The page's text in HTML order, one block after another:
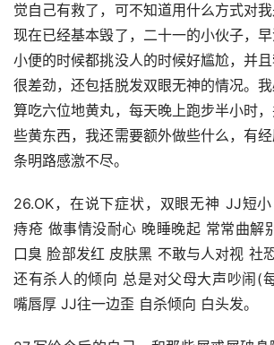
觉自己有救了，可不知道用什么方式对
现在已经基本毁了，二十一的小伙子，早
小便的时候都挑没人的时候好尴尬，并
很差劲，还包括脱发双眼无神的情况。
算吃六位地黄丸，每天晚上跑步半小时
些黄东西，我还需要额外做些什么，有
条明路感激不尽。
26.OK，在说下症状，双眼无神 JJ短
痔疮 做事情没耐心 晚睡晚起 常常曲解
口臭 脸部发红 皮肤黑 不敢与人对视 社
还有杀人的倾向 总是对父母大声吵闹(
嘴唇厚 JJ往一边歪 自杀倾向 白头发。